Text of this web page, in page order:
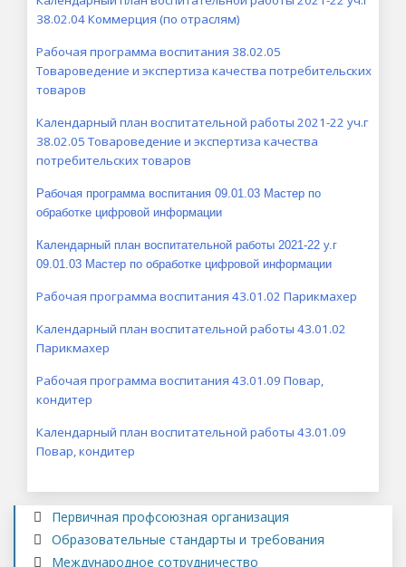
38.02.04 Коммерция (по отраслям)
Рабочая программа воспитания 38.02.05
Товароведение и экспертиза качества потребительских
товаров
Календарный план воспитательной работы 2021-22 уч.г
38.02.05 Товароведение и экспертиза качества
потребительских товаров
Рабочая программа воспитания 09.01.03 Мастер по
обработке цифровой информации
Календарный план воспитательной работы 2021-22 у.г
09.01.03 Мастер по обработке цифровой информации
Рабочая программа воспитания 43.01.02 Парикмахер
Календарный план воспитательной работы 43.01.02
Парикмахер
Рабочая программа воспитания 43.01.09 Повар,
кондитер
Календарный план воспитательной работы 43.01.09
Повар, кондитер
Первичная профсоюзная организация
Образовательные стандарты и требования
Международное сотрудничество